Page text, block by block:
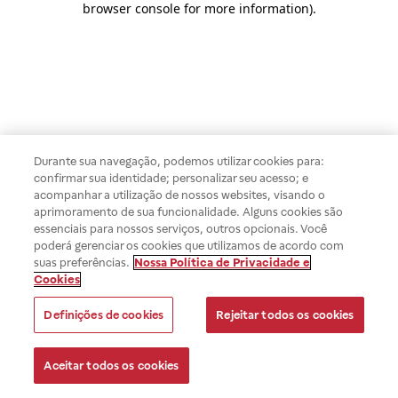
browser console for more information).
Durante sua navegação, podemos utilizar cookies para:
confirmar sua identidade; personalizar seu acesso; e
acompanhar a utilização de nossos websites, visando o
aprimoramento de sua funcionalidade. Alguns cookies são
essenciais para nossos serviços, outros opcionais. Você
poderá gerenciar os cookies que utilizamos de acordo com
suas preferências. Nossa Política de Privacidade e
Cookies
Definições de cookies Rejeitar todos os cookies
Aceitar todos os cookies